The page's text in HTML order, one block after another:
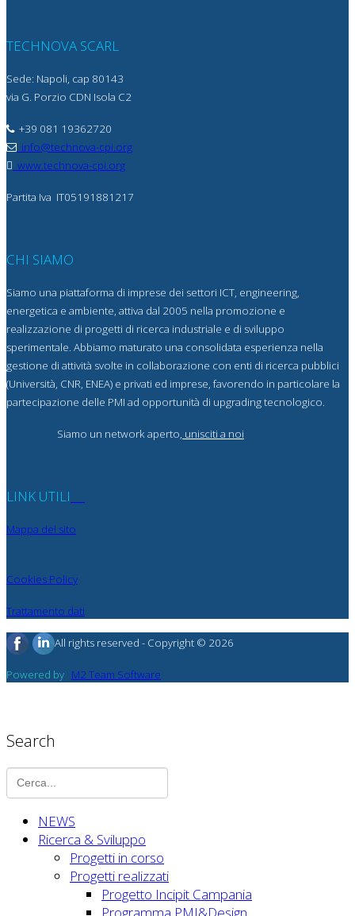
TECHNOVA SCARL
Sede: Napoli, cap 80143
via G. Porzio CDN Isola C2
+39 081 19362720
info@technova-cpi.org
www.technova-cpi.org
Partita Iva IT05191881217
CHI SIAMO
Siamo una piattaforma di imprese dei settori ICT, engineering,
energetica e ambiente, attiva dal 2005 nella promozione e
realizzazione di progetti di ricerca industriale e di sviluppo
sperimentale. Abbiamo maturato una consolidata esperienza nella
gestione di attività svolte in collaborazione con enti di ricerca pubblici
(Università, CNR, ENEA) e privati ed imprese, favorendo in particolare la
partecipazione delle PMI ad opportunità di upgrading tecnologico.
Siamo un network aperto, unisciti a noi
LINK UTILI
Mappa del sito
Cookies Policy
Trattamento dati
All rights reserved - Copyright © 2026
Powered by M2 Team Software
Search
NEWS
Ricerca & Sviluppo
Progetti in corso
Progetti realizzati
Progetto Incipit Campania